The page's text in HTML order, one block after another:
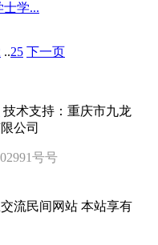
学...
..25 下一页
技术支持：重庆市九龙
公司
号号
流民间网站 本站享有